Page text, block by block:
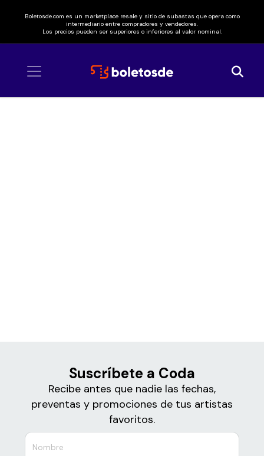
Boletosde.com es un marketplace resale y sitio de subastas que opera como
intermediario entre compradores y vendedores.
Los precios pueden ser superiores o inferiores al valor nominal.
Suscríbete a Coda
Recibe antes que nadie las fechas,
preventas y promociones de tus artistas
favoritos.